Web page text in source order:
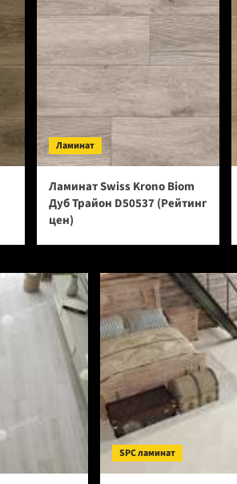
Ламинат
Ламинат Swiss Krono Biom
Дуб Трайон D50537 (Рейтинг
цен)
SPC ламинат